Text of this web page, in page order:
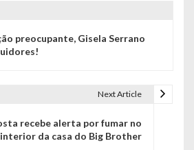
preocupante, Gisela Serrano
Next Article
recebe alerta por fumar no
interior da casa do Big Brother